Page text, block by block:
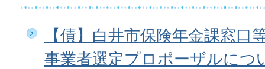
【債】白井市保険年金課窓口
事業者選定プロポーザルにつ